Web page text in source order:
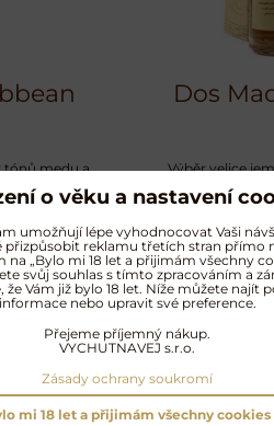
tónů medu a
Dos
Výběr velice
sudech
o věku a nastavení
umožňují lépe vyhodnocovat Vaši
přizpůsobit reklamu třetích stran přímo
na „Bylo mi 18 let a přijimám všechny
svůj souhlas s tímto zpracováním a
že Vám již bylo 18 let. Níže můžete najít
informace nebo upravit své preference.
Přejeme příjemný nákup.
VYCHUTNAVEJ s.r.o.
Zásady ochrany soukromí
mi 18 let a přijimám všechny cookies